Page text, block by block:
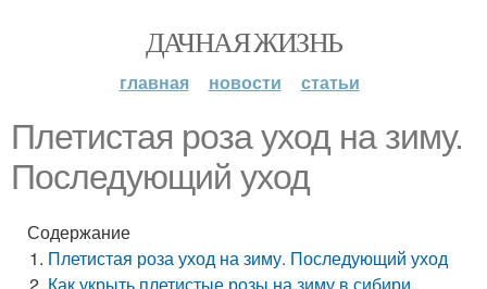
ДАЧНАЯ ЖИЗНЬ
главная новости статьи
Плетистая роза уход на зиму.
Последующий уход
Содержание
Плетистая роза уход на зиму. Последующий уход